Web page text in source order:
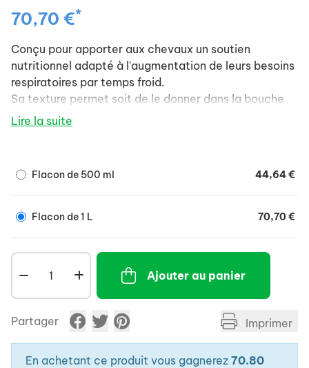
70,70 €*
Conçu pour apporter aux chevaux un soutien
nutritionnel adapté à l'augmentation de leurs besoins
respiratoires par temps froid.
Sa texture permet soit de le donner dans la bouche
du cheval, soit de le nébuliser dans l'environnement.
Lire la suite
Flacon de 500 ml 44,64 €
Flacon de 1 L 70,70 €
Ajouter au panier
Partager Imprimer
En achetant ce produit vous gagnerez 70.80